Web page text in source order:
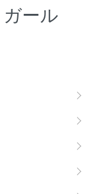
ール